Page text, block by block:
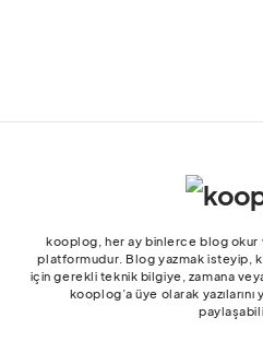
kooplog, her ay binlerce blog okur
platformudur. Blog yazmak isteyip,
için gerekli teknik bilgiye, zamana
kooplog’a üye olarak